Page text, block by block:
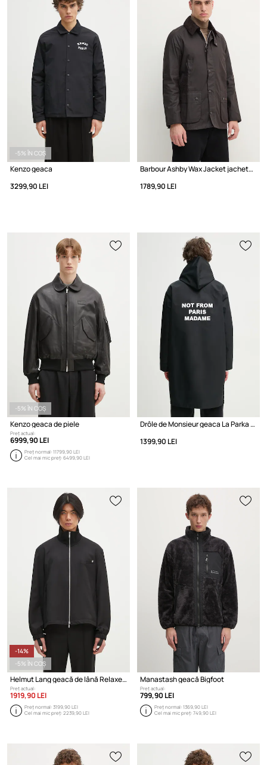
-5% ÎN COȘ
Kenzo geaca
3299,90 LEI
Barbour Ashby Wax Jacket jachetă cerută pentru bărbați
1789,90 LEI
-5% ÎN COȘ
Kenzo geaca de piele
Preț actual:
6999,90 LEI
Preț normal:11799,90 LEI
Cel mai mic preț:6499,90 LEI
Drôle de Monsieur geaca La Parka Slogan
1399,90 LEI
-14%
-5% ÎN COȘ
Helmut Lang geacă de lână Relaxed Bomber.Suit
Preț actual:
1919,90 LEI
Preț normal:3199,90 LEI
Cel mai mic preț:2239,90 LEI
Manastash geacă Bigfoot
Preț actual:
799,90 LEI
Preț normal:1369,90 LEI
Cel mai mic preț:749,90 LEI